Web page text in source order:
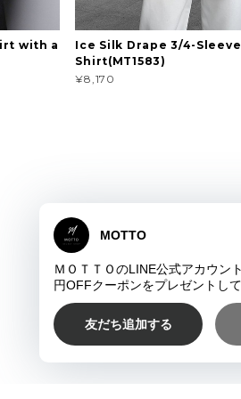
with a
Ice Silk Drape 3/4-Sleeve
Shirt(MT1583)
¥8,170